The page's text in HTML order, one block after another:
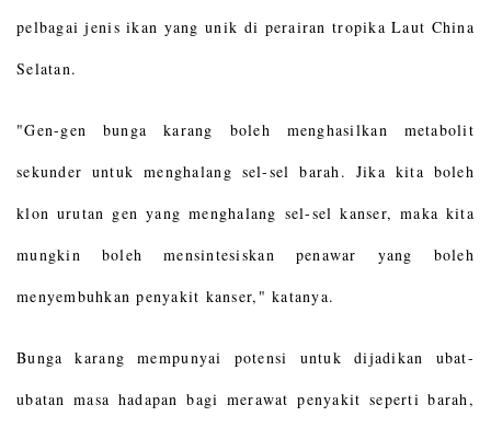
pelbagai jenis ikan yang unik di perairan tropika Laut China
Selatan.
"Gen-gen bunga karang boleh menghasilkan metabolit
sekunder untuk menghalang sel-sel barah. Jika kita boleh
klon urutan gen yang menghalang sel-sel kanser, maka kita
mungkin boleh mensintesiskan penawar yang boleh
menyembuhkan penyakit kanser," katanya.
Bunga karang mempunyai potensi untuk dijadikan ubat-
ubatan masa hadapan bagi merawat penyakit seperti barah,